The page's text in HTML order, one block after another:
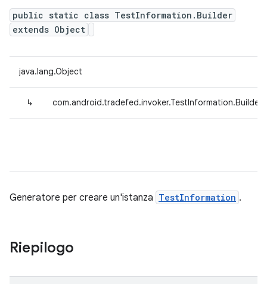
public static class TestInformation.Builder
extends Object
java.lang.Object
↳ com.android.tradefed.invoker.TestInformation.Builder
Generatore per creare un'istanza TestInformation .
Riepilogo